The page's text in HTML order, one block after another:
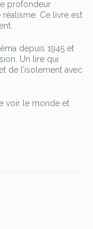
profondeur
Ce livre est
depuis 1945 et
Un lire qui
de l’isolement avec
voir le monde et